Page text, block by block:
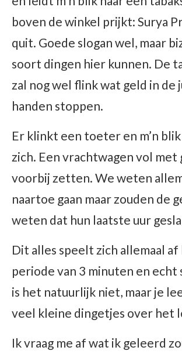
boven de winkel prijkt: Surya
quit. Goede slogan wel, maar
soort dingen hier kunnen. De
zal nog wel flink wat geld in de
handen stoppen.
Er klinkt een toeter en m’n
zich. Een vrachtwagen vol
voorbij zetten. We weten
naartoe gaan maar zouden de
weten dat hun laatste uur
Dit alles speelt zich allemaal
periode van 3 minuten en echt
is het natuurlijk niet, maar je
veel kleine dingetjes over het
Ik vraag me af wat ik geleerd